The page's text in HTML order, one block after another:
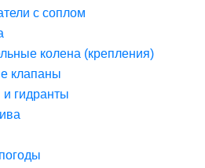
с соплом
колена (крепления)
клапаны
гидранты